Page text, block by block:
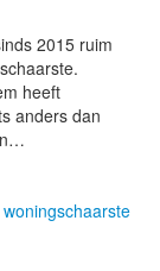
2015 ruim
heeft
anders dan
…